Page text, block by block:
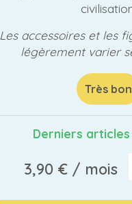
Les accessoires et les
légèrement varier
Très bon
Derniers
3,90 €/ mois